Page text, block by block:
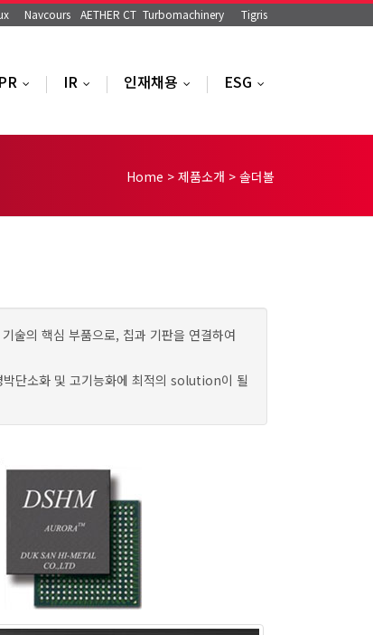
Navcours AETHER CT Turbomachinery Tigris
PR IR 인재채용 ESG
Home > 제품소개 > 솔더볼
의 핵심 부품으로, 칩과 기판을 연결하여
박단소화 및 고기능화에 최적의 solution이 될